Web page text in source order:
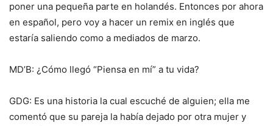
poner una pequeña parte en holandés. Entonces por ahora
en español, pero voy a hacer un remix en inglés que
estaría saliendo como a mediados de marzo.
MD’B: ¿Cómo llegó “Piensa en mí” a tu vida?
GDG: Es una historia la cual escuché de alguien; ella me
comentó que su pareja la había dejado por otra mujer y